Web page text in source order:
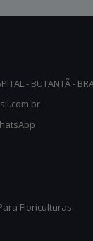
- BUTANTÃ -
Floriculturas